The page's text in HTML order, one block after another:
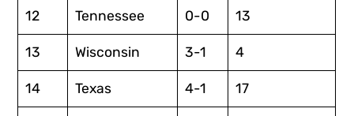
12 Tennessee 0-0 13
13 Wisconsin 3-1 4
14 Texas 4-1 17